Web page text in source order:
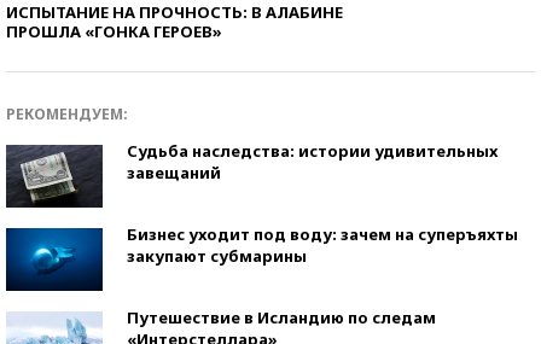
ИСПЫТАНИЕ НА ПРОЧНОСТЬ: В АЛАБИНЕ
ПРОШЛА «ГОНКА ГЕРОЕВ»
РЕКОМЕНДУЕМ:
Судьба наследства: истории удивительных
завещаний
Бизнес уходит под воду: зачем на суперъяхты
закупают субмарины
Путешествие в Исландию по следам
«Интерстеллара»